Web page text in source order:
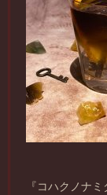
『コハクノナ